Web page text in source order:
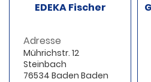
EDEKA Fischer
Adresse
Mührichstr. 12
Steinbach
76534 Baden Baden